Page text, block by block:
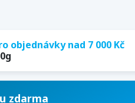
objednávky nad 7 000 Kč
zdarma